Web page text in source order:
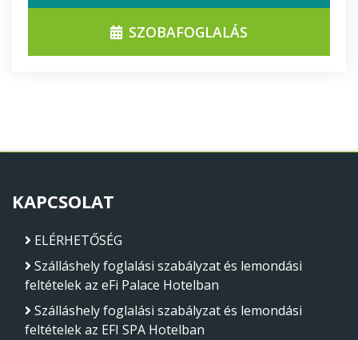
SZOBAFOGLALÁS
KAPCSOLAT
ELÉRHETŐSÉG
Szálláshely foglalási szabályzat és lemondási
feltételek az eFi Palace Hotelban
Szálláshely foglalási szabályzat és lemondási
feltételek az EFI SPA Hotelban